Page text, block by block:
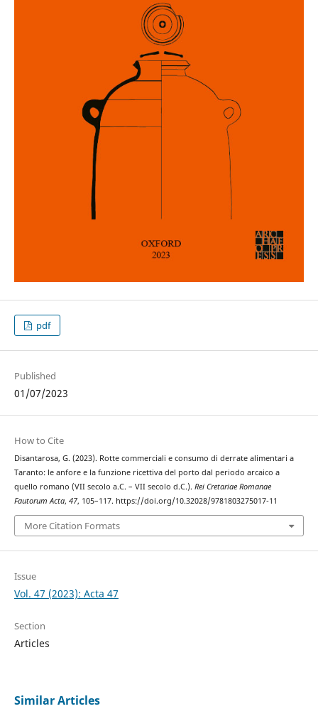
pdf
Published
01/07/2023
How to Cite
Disantarosa, G. (2023). Rotte commerciali e consumo di derrate alimentari a
Taranto: le anfore e la funzione ricettiva del porto dal periodo arcaico a
quello romano (VII secolo a.C. – VII secolo d.C.). Rei Cretariae Romanae
Fautorum Acta, 47, 105–117. https://doi.org/10.32028/9781803275017-11
More Citation Formats
Issue
Vol. 47 (2023): Acta 47
Section
Articles
Similar Articles